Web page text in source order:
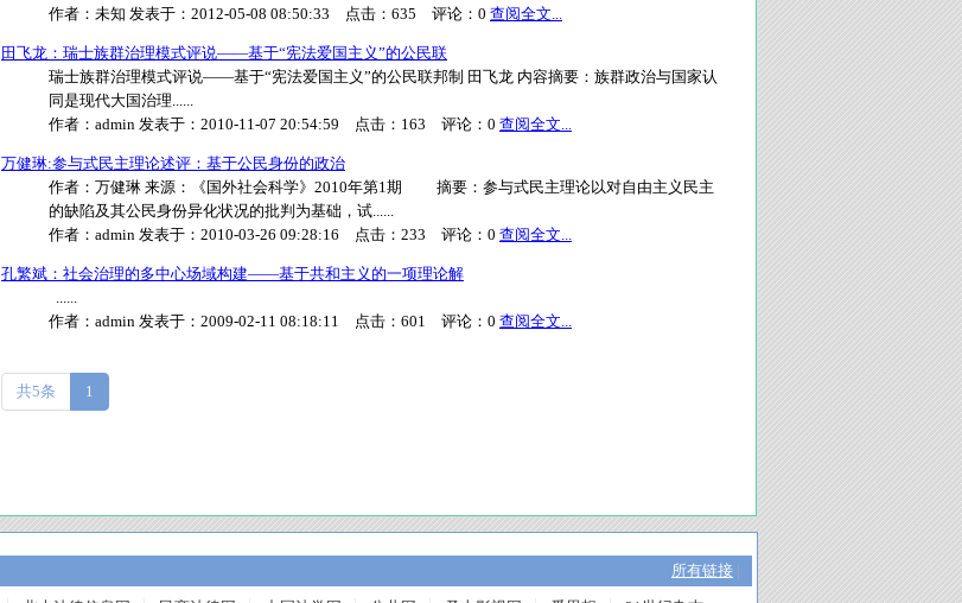
作者： 未知 发表于： 2012-05-08 08:50:33 点击： 635 评论： 0 查阅全文...
田飞龙：瑞士族群治理模式评说——基于“宪法爱国主义”的公民联
瑞士族群治理模式评说——基于“宪法爱国主义”的公民联邦制 田飞龙 内容摘要：族群政治与国家认
同是现代大国治理......
作者： admin 发表于： 2010-11-07 20:54:59 点击： 163 评论： 0 查阅全文...
万健琳:参与式民主理论述评：基于公民身份的政治
作者：万健琳 来源：《国外社会科学》2010年第1期 摘要：参与式民主理论以对自由主义民主
的缺陷及其公民身份异化状况的批判为基础，试......
作者： admin 发表于： 2010-03-26 09:28:16 点击： 233 评论： 0 查阅全文...
孔繁斌：社会治理的多中心场域构建——基于共和主义的一项理论解
......
作者： admin 发表于： 2009-02-11 08:18:11 点击： 601 评论： 0 查阅全文...
共5条 1
所有链接 |